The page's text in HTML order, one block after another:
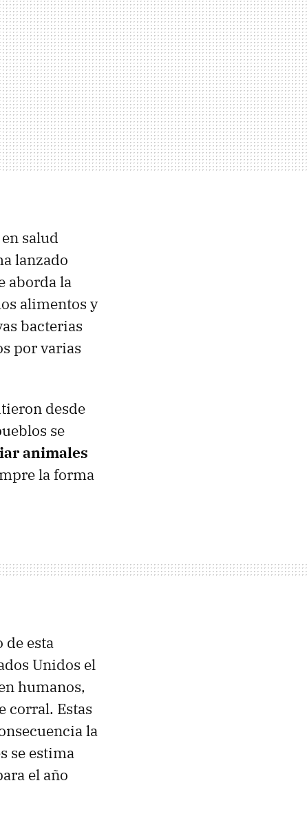
salud
lanzado
aborda la
alimentos y
bacterias
por varias
desde
se
animales
la forma
de esta
Unidos el
humanos,
corral. Estas
la
se estima
el año